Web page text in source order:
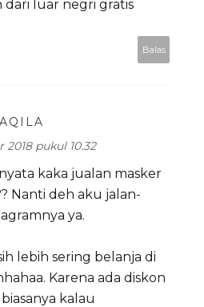
dari luar negri gratis
Balas
2018 pukul 10.32
kaka jualan masker
Nanti deh aku jalan-
ya.
lebih sering belanja di
Karena ada diskon
kalau